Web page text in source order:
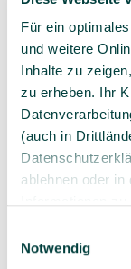
Für ein
und weitere
Inhalte zu
zu erheben. Ihr
(auch in
ablehnen oder in
schutz­erklärung
Notwendig